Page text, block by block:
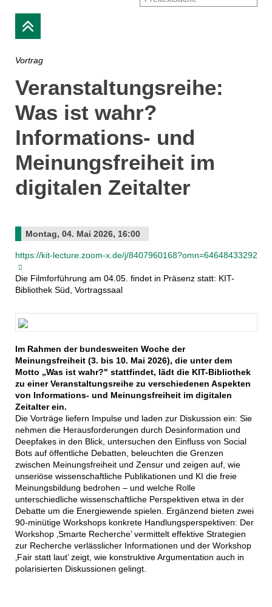
Vortrag
Veranstaltungsreihe:
Was ist wahr?
Informations- und
Meinungsfreiheit im
digitalen Zeitalter
Montag, 04. Mai 2026, 16:00
https://kit-lecture.zoom-x.de/j/8407960168?omn=64648433292
Die Filmforführung am 04.05. findet in Präsenz statt: KIT-
Bibliothek Süd, Vortragssaal
Im Rahmen der bundesweiten Woche der
Meinungsfreiheit (3. bis 10. Mai 2026), die unter dem
Motto „Was ist wahr?" stattfindet, lädt die KIT-Bibliothek
zu einer Veranstaltungsreihe zu verschiedenen Aspekten
von Informations- und Meinungsfreiheit im digitalen
Zeitalter ein.
Die Vorträge liefern Impulse und laden zur Diskussion ein: Sie
nehmen die Herausforderungen durch Desinformation und
Deepfakes in den Blick, untersuchen den Einfluss von Social
Bots auf öffentliche Debatten, beleuchten die Grenzen
zwischen Meinungsfreiheit und Zensur und zeigen auf, wie
unseriöse wissenschaftliche Publikationen und KI die freie
Meinungsbildung bedrohen – und welche Rolle
unterschiedliche wissenschaftliche Perspektiven etwa in der
Debatte um die Energiewende spielen. Ergänzend bieten zwei
90-minütige Workshops konkrete Handlungsperspektiven: Der
Workshop ‚Smarte Recherche’ vermittelt effektive Strategien
zur Recherche verlässlicher Informationen und der Workshop
‚Fair statt laut’ zeigt, wie konstruktive Argumentation auch in
polarisierten Diskussionen gelingt.